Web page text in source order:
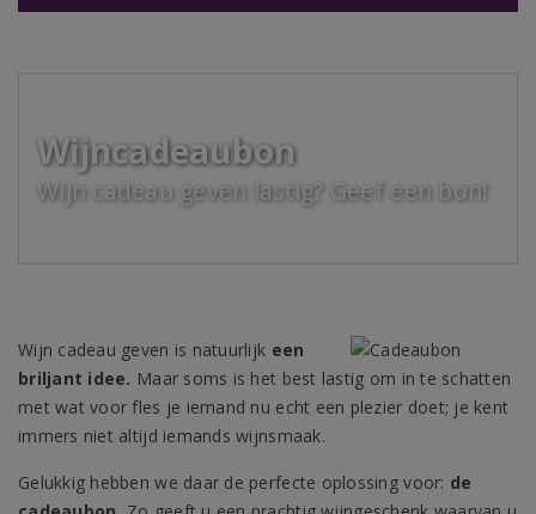
Wijncadeaubon
Wijn cadeau geven lastig? Geef een bon!
Wijn cadeau geven is natuurlijk een
briljant idee. Maar soms is het best lastig om in te schatten
met wat voor fles je iemand nu echt een plezier doet; je kent
immers niet altijd iemands wijnsmaak.
Gelukkig hebben we daar de perfecte oplossing voor: de